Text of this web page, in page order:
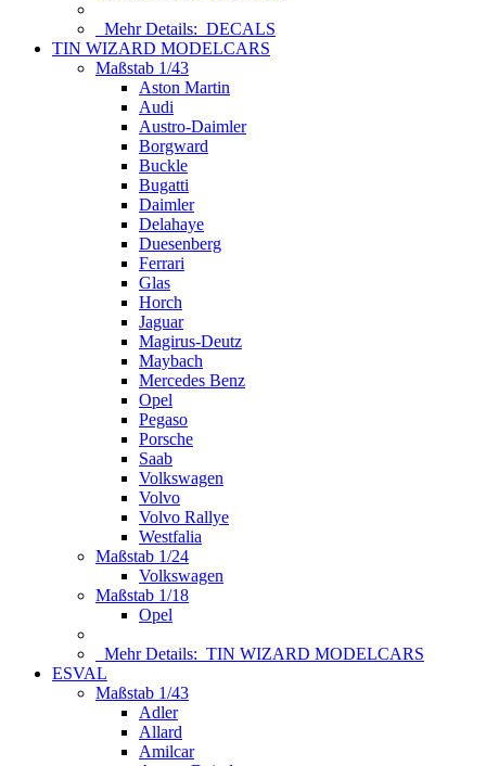
Mehr Details: DECALS
TIN WIZARD MODELCARS
Maßstab 1/43
Aston Martin
Audi
Austro-Daimler
Borgward
Buckle
Bugatti
Daimler
Delahaye
Duesenberg
Ferrari
Glas
Horch
Jaguar
Magirus-Deutz
Maybach
Mercedes Benz
Opel
Pegaso
Porsche
Saab
Volkswagen
Volvo
Volvo Rallye
Westfalia
Maßstab 1/24
Volkswagen
Maßstab 1/18
Opel
Mehr Details: TIN WIZARD MODELCARS
ESVAL
Maßstab 1/43
Adler
Allard
Amilcar